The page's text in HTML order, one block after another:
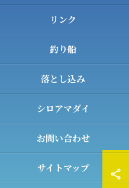
リンク
釣り船
落とし込み
シロアマダイ
お問い合わせ
サイトマップ